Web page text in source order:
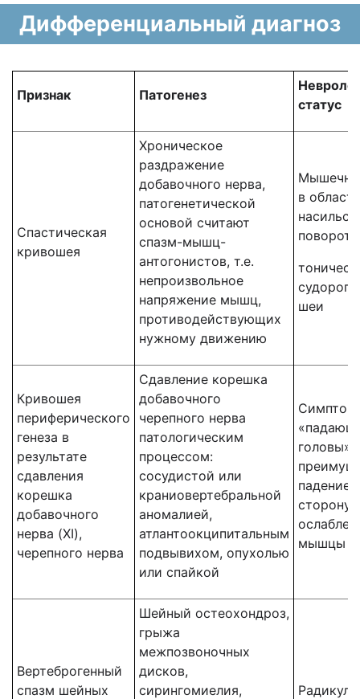
Дифференциальный диагноз
Признак Патогенез
статус
Спастическая
кривошея
Хроническое
раздражение
добавочного нерва,
патогенетической
основой считают
спазм-мышц-
антогонистов, т.е.
непроизвольное
напряжение мышц,
противодействующих
нужному движению
в
поворот
шеи
Кривошея
периферического
генеза в
результате
сдавления
корешка
добавочного
нерва (XI),
черепного нерва
Сдавление корешка
добавочного
черепного нерва
патологическим
процессом:
сосудистой или
краниовертебральной
аномалией,
атлантоокципитальным
подвывихом, опухолью
или спайкой
Симптом
головы»
сторону
мышцы
Вертеброгенный
спазм шейных
Шейный остеохондроз,
грыжа
межпозвоночных
дисков,
сирингомиелия,